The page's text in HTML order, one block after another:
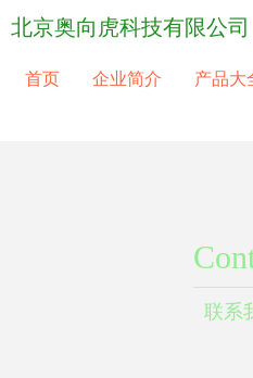
北京奥向虎科技有限公司
首页 企业简介 产品大
联系